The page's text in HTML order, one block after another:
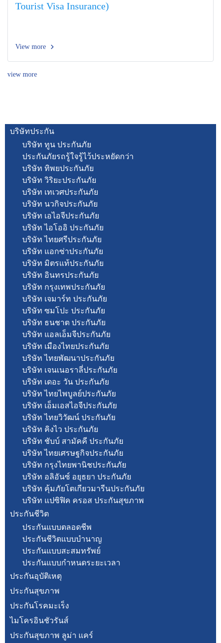
Tourist Visa Insurance)
View more
view more
บริษัทประกัน
บริษัท ทูน ประกันภัย
ประกันภัยรถรู้ใจรู้ไว้ประหยัดกว่า
บริษัท ทิพยประกันภัย
บริษัท วิริยะประกันภัย
บริษัท เทเวศประกันภัย
บริษัท นวกิจประกันภัย
บริษัท เอไอจีประกันภัย
บริษัท ไอโออิ ประกันภัย
บริษัท ไทยศรีประกันภัย
บริษัท แอกซ่าประกันภัย
บริษัท มิตรแท้ประกันภัย
บริษัท อินทรประกันภัย
บริษัท กรุงเทพประกันภัย
บริษัท เจมาร์ท ประกันภัย
บริษัท ซมโปะ ประกันภัย
บริษัท ธนชาต ประกันภัย
บริษัท แอลเอ็มจีประกันภัย
บริษัท เมืองไทยประกันภัย
บริษัท ไทยพัฒนาประกันภัย
บริษัท เจนเนอราลี่ประกันภัย
บริษัท เดอะ วัน ประกันภัย
บริษัท ไทยไพบูลย์ประกันภัย
บริษัท เอ็มเอสไอจีประกันภัย
บริษัท ไทยวิวัฒน์ ประกันภัย
บริษัท คิงไว ประกันภัย
บริษัท ชับบ์ สามัคคี ประกันภัย
บริษัท ไทยเศรษฐกิจประกันภัย
บริษัท กรุงไทยพานิชประกันภัย
บริษัท อลิอันซ์ อยุธยา ประกันภัย
บริษัท คุ้มภัยโตเกียวมารีนประกันภัย
บริษัท แปซิฟิค ครอส ประกันสุขภาพ
ประกันชีวิต
ประกันแบบตลอดชีพ
ประกันชีวิตแบบบำนาญ
ประกันแบบสะสมทรัพย์
ประกันแบบกำหนดระยะเวลา
ประกันอุบัติเหตุ
ประกันสุขภาพ
ประกันโรคมะเร็ง
ไมโครอินชัวรันส์
ประกันสุขภาพ ลูม่า แคร์